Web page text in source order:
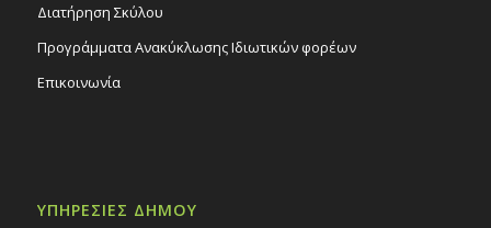
Διατήρηση Σκύλου
Προγράμματα Ανακύκλωσης Ιδιωτικών φορέων
Επικοινωνία
ΥΠΗΡΕΣΙΕΣ ΔΗΜΟΥ